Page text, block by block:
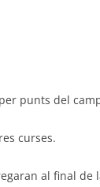
punts del
curses.
al final